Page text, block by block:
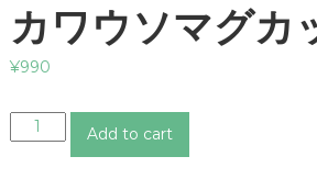
カワウソマグカ
¥990
ワ
Add to cart